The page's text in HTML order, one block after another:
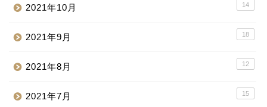
2021年10月 14
2021年9月 18
2021年8月 12
2021年7月 15